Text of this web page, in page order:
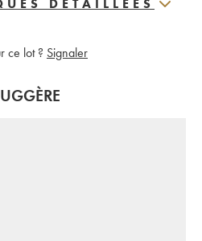
DÉTAILLÉES
ce lot ? Signaler